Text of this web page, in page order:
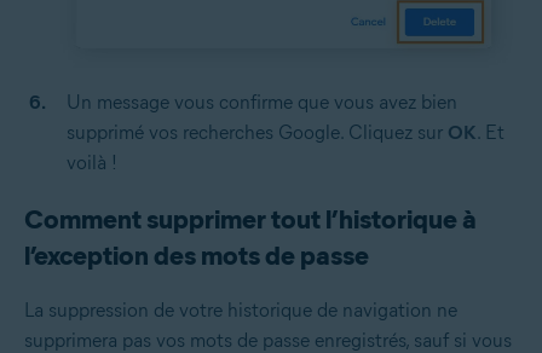
Un message vous confirme que vous avez bien
supprimé vos recherches Google. Cliquez sur OK. Et
voilà !
Comment supprimer tout l’historique à
l’exception des mots de passe
La suppression de votre historique de navigation ne
supprimera pas vos mots de passe enregistrés, sauf si vous